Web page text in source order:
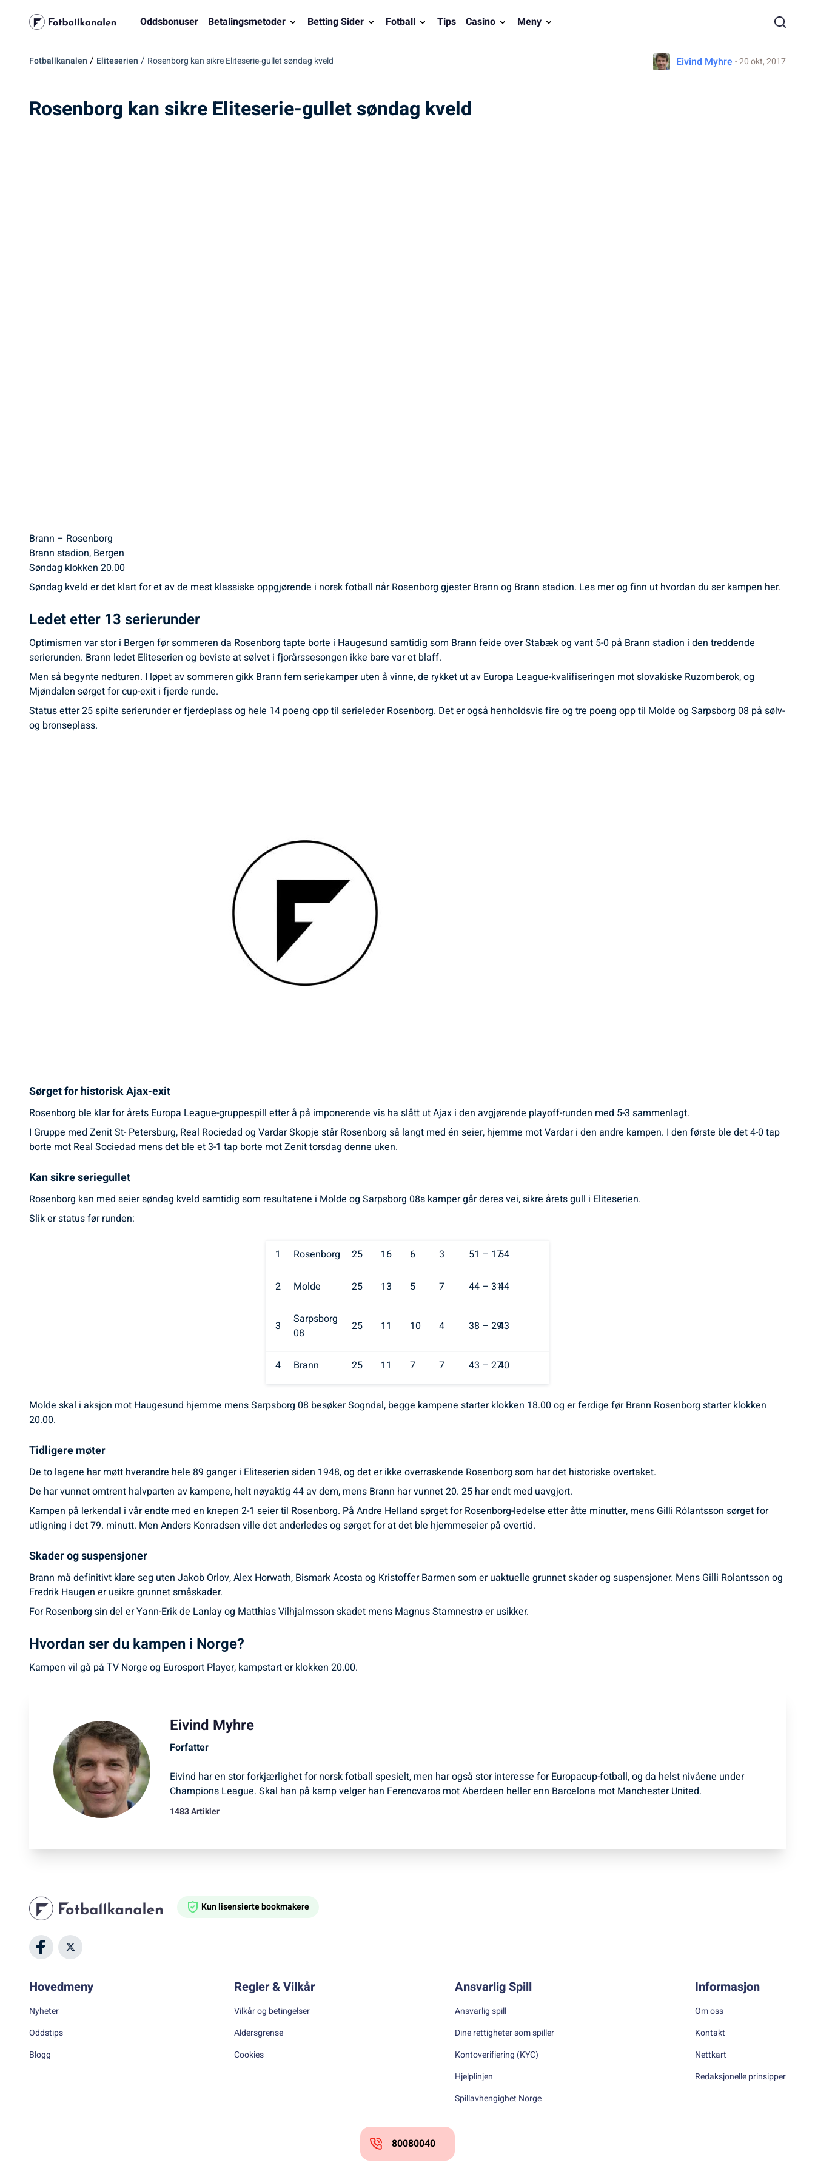
Oddsbonuser Betalingsmetoder Betting Sider Fotball Tips Casino Meny
Fotballkanalen / Eliteserien / Rosenborg kan sikre Eliteserie-gullet søndag kveld Eivind Myhre - 20 okt, 2017
Rosenborg kan sikre Eliteserie-gullet søndag kveld
Brann – Rosenborg
Brann stadion, Bergen
Søndag klokken 20.00
Søndag kveld er det klart for et av de mest klassiske oppgjørende i norsk fotball når Rosenborg gjester Brann og Brann stadion. Les mer og finn ut hvordan du ser kampen her.
Ledet etter 13 serierunder
Optimismen var stor i Bergen før sommeren da Rosenborg tapte borte i Haugesund samtidig som Brann feide over Stabæk og vant 5-0 på Brann stadion i den treddende
serierunden. Brann ledet Eliteserien og beviste at sølvet i fjorårssesongen ikke bare var et blaff.
Men så begynte nedturen. I løpet av sommeren gikk Brann fem seriekamper uten å vinne, de rykket ut av Europa League-kvalifiseringen mot slovakiske Ruzomberok, og
Mjøndalen sørget for cup-exit i fjerde runde.
Status etter 25 spilte serierunder er fjerdeplass og hele 14 poeng opp til serieleder Rosenborg. Det er også henholdsvis fire og tre poeng opp til Molde og Sarpsborg 08 på sølv-
og bronseplass.
Sørget for historisk Ajax-exit
Rosenborg ble klar for årets Europa League-gruppespill etter å på imponerende vis ha slått ut Ajax i den avgjørende playoff-runden med 5-3 sammenlagt.
I Gruppe med Zenit St- Petersburg, Real Rociedad og Vardar Skopje står Rosenborg så langt med én seier, hjemme mot Vardar i den andre kampen. I den første ble det 4-0 tap
borte mot Real Sociedad mens det ble et 3-1 tap borte mot Zenit torsdag denne uken.
Kan sikre seriegullet
Rosenborg kan med seier søndag kveld samtidig som resultatene i Molde og Sarpsborg 08s kamper går deres vei, sikre årets gull i Eliteserien.
Slik er status før runden:
1 Rosenborg 25 16 6 3 51 – 1754
2 Molde 25 13 5 7 44 – 3144
3
Sarpsborg
08
25 11 10 4 38 – 2943
4 Brann 25 11 7 7 43 – 2740
Molde skal i aksjon mot Haugesund hjemme mens Sarpsborg 08 besøker Sogndal, begge kampene starter klokken 18.00 og er ferdige før Brann Rosenborg starter klokken
20.00.
Tidligere møter
De to lagene har møtt hverandre hele 89 ganger i Eliteserien siden 1948, og det er ikke overraskende Rosenborg som har det historiske overtaket.
De har vunnet omtrent halvparten av kampene, helt nøyaktig 44 av dem, mens Brann har vunnet 20. 25 har endt med uavgjort.
Kampen på lerkendal i vår endte med en knepen 2-1 seier til Rosenborg. På Andre Helland sørget for Rosenborg-ledelse etter åtte minutter, mens Gilli Rólantsson sørget for
utligning i det 79. minutt. Men Anders Konradsen ville det anderledes og sørget for at det ble hjemmeseier på overtid.
Skader og suspensjoner
Brann må definitivt klare seg uten Jakob Orlov, Alex Horwath, Bismark Acosta og Kristoffer Barmen som er uaktuelle grunnet skader og suspensjoner. Mens Gilli Rolantsson og
Fredrik Haugen er usikre grunnet småskader.
For Rosenborg sin del er Yann-Erik de Lanlay og Matthias Vilhjalmsson skadet mens Magnus Stamnestrø er usikker.
Hvordan ser du kampen i Norge?
Kampen vil gå på TV Norge og Eurosport Player, kampstart er klokken 20.00.
Eivind Myhre
Forfatter
Eivind har en stor forkjærlighet for norsk fotball spesielt, men har også stor interesse for Europacup-fotball, og da helst nivåene under
Champions League. Skal han på kamp velger han Ferencvaros mot Aberdeen heller enn Barcelona mot Manchester United.
1483 Artikler
Kun lisensierte bookmakere
Hovedmeny
Nyheter
Oddstips
Blogg
Regler & Vilkår
Vilkår og betingelser
Aldersgrense
Cookies
Ansvarlig Spill
Ansvarlig spill
Dine rettigheter som spiller
Kontoverifiering (KYC)
Hjelplinjen
Spillavhengighet Norge
Informasjon
Om oss
Kontakt
Nettkart
Redaksjonelle prinsipper
80080040